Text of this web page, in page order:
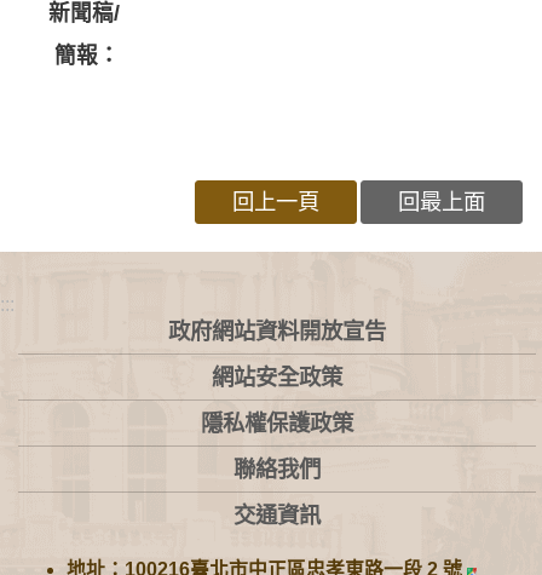
新聞稿/
簡報：
回上一頁 回最上面
:::
政府網站資料開放宣告
網站安全政策
隱私權保護政策
聯絡我們
交通資訊
地址：100216臺北市中正區忠孝東路一段 2 號